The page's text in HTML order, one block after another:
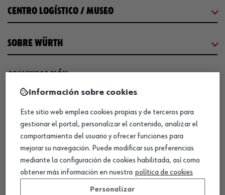
CENTRO LOGÍSTICO / MUSEO
SOBRE WÜRTH
COMUNICACIÓN
WORKINWÜRTH
NUESTROS CERTIFICADOS
¡WÜRTH EMPRESA SOLIDARIA!
Información sobre cookies
Este sitio web emplea cookies propias y de terceros para
gestionar el portal, personalizar el contenido, analizar el
comportamiento del usuario y ofrecer funciones para
mejorar su navegación. Puede modificar sus preferencias
mediante la configuración de cookies habilitada, así como
obtener más información en nuestra política de cookies
Personalizar